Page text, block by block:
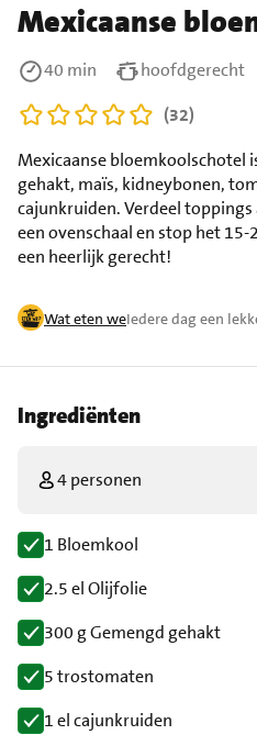
Mexicaanse
Wat eten weIedere dag een
Mexicaanse bloemkoolschotel
gehakt, maïs, kidneybonen,
cajunkruiden. Verdeel toppings
een ovenschaal en stop het
een heerlijk gerecht!
40 min
hoofdgerecht
(32)
Ingrediënten
4 personen
1 Bloemkool
2.5 el Olijfolie
300 g Gemengd gehakt
5 trostomaten
1 el cajunkruiden